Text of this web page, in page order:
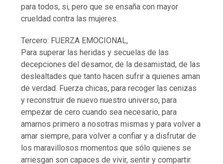
para todos, si, pero que se ensaña con mayor
crueldad contra las mujeres.
Tercero: FUERZA EMOCIONAL,
Para superar las heridas y secuelas de las
decepciones del desamor, de la desamistad, de las
deslealtades que tanto hacen sufrir a quienes aman
de verdad. Fuerza chicas, para recoger las cenizas
y reconstruir de nuevo nuestro universo, para
empezar de cero cuando sea necesario, para
amarnos primero a nosotras mismas y para volver a
amar siempre, para volver a confiar y a disfrutar de
los maravillosos momentos que sólo quienes se
arriesgan son capaces de vivir, sentir y compartir.